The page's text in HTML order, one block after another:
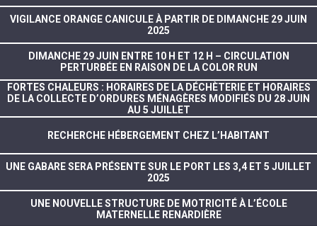
VIGILANCE ORANGE CANICULE À PARTIR DE DIMANCHE 29 JUIN
2025
DIMANCHE 29 JUIN ENTRE 10 H ET 12 H – CIRCULATION
PERTURBÉE EN RAISON DE LA COLOR RUN
FORTES CHALEURS : HORAIRES DE LA DÉCHÈTERIE ET HORAIRES
DE LA COLLECTE D’ORDURES MÉNAGÈRES MODIFIÉS DU 28 JUIN
AU 5 JUILLET
RECHERCHE HÉBERGEMENT CHEZ L’HABITANT
UNE GABARE SERA PRÉSENTE SUR LE PORT LES 3,4 ET 5 JUILLET
2025
UNE NOUVELLE STRUCTURE DE MOTRICITÉ À L’ÉCOLE
MATERNELLE RENARDIÈRE